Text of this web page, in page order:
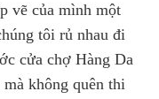
vẽ của mình một
tôi rủ nhau đi
cửa chợ Hàng Da
không quên thi